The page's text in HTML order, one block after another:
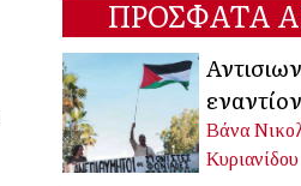
ΠΡΟΣΦΑΤΑ
Βάνα
Κυριανίδου